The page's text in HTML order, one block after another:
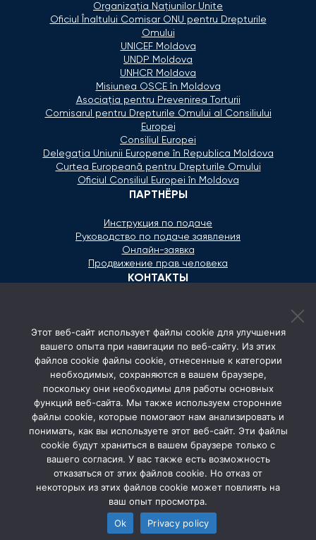
Organizaţia Naţiunilor Unite
Oficiul Înaltului Comisar ONU pentru Drepturile
Omului
UNICEF Moldova
UNDP Moldova
UNHCR Moldova
Misiunea OSCE în Moldova
Asociaţia pentru Prevenirea Torturii
Comisarul pentru Drepturile Omului al Consiliului
Europei
Consiliul Europei
Delegaţia Uniunii Europene în Republica Moldova
Curtea Europeană pentru Drepturile Omului
Oficiul Consiliul Europei în Moldova
ПАРТНЁРЫ
Инструкция по подаче
Руководство по подаче заявления
Онлайн-заявка
Продвижение прав человека
КОНТАКТЫ
secretariat@ombudsman.md
Улица Каля Ешилор 11/3, Кишинёв
Понедельник - Пятница: 08:00 - 17:00
СОЦ. СЕТИ
© 2026 Avocatul Poporului Ombudsman. All rights
reserved.
Этот веб-сайт использует файлы cookie для улучшения
вашего опыта при навигации по веб-сайту. Из этих
файлов cookie файлы cookie, отнесенные к категории
необходимых, сохраняются в вашем браузере,
поскольку они необходимы для работы основных
функций веб-сайта. Мы также используем сторонние
файлы cookie, которые помогают нам анализировать и
понимать, как вы используете этот веб-сайт. Эти файлы
cookie будут храниться в вашем браузере только с
вашего согласия. У вас также есть возможность
отказаться от этих файлов cookie. Но отказ от
некоторых из этих файлов cookie может повлиять на
ваш опыт просмотра.
Ok
Privacy policy